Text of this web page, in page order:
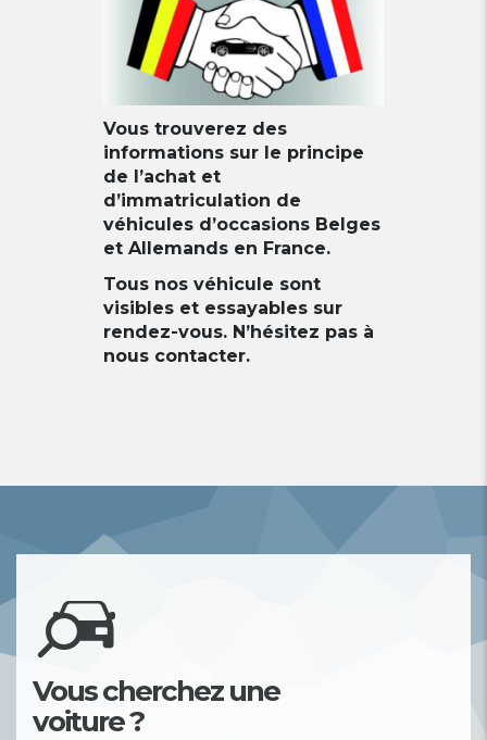
Vous trouverez des
informations sur le principe
de l’achat et
d’immatriculation de
véhicules d’occasions Belges
et Allemands en France.
Tous nos véhicule sont
visibles et essayables sur
rendez-vous. N’hésitez pas à
nous contacter.
Vous cherchez une
voiture ?